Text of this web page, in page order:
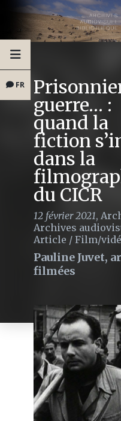
FR
guerre… :
quand la
fiction
dans la
du CICR
12 février 2021,
Archives
Article / Film/
Pauline Juvet,
filmées